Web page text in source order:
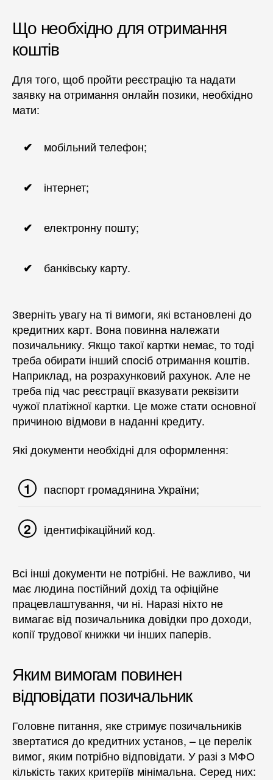
Що необхідно для отримання
коштів
Для того, щоб пройти реєстрацію та надати
заявку на отримання онлайн позики, необхідно
мати:
мобільний телефон;
інтернет;
електронну пошту;
банківську карту.
Зверніть увагу на ті вимоги, які встановлені до
кредитних карт. Вона повинна належати
позичальнику. Якщо такої картки немає, то тоді
треба обирати інший спосіб отримання коштів.
Наприклад, на розрахунковий рахунок. Але не
треба під час реєстрації вказувати реквізити
чужої платіжної картки. Це може стати основної
причиною відмови в наданні кредиту.
Які документи необхідні для оформлення:
паспорт громадянина України;
ідентифікаційний код.
Всі інші документи не потрібні. Не важливо, чи
має людина постійний дохід та офіційне
працевлаштування, чи ні. Наразі ніхто не
вимагає від позичальника довідки про доходи,
копії трудової книжки чи інших паперів.
Яким вимогам повинен
відповідати позичальник
Головне питання, яке стримує позичальників
звертатися до кредитних установ, – це перелік
вимог, яким потрібно відповідати. У разі з МФО
кількість таких критеріїв мінімальна. Серед них: